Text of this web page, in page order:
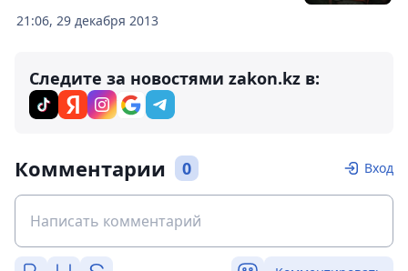
21:06, 29 декабря 2013
Следите за новостями zakon.kz в:
Комментарии 0 Вход